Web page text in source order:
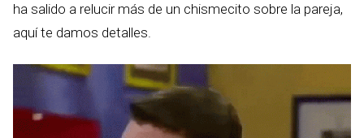
ha salido a relucir más de un chismecito sobre la pareja,
aquí te damos detalles.